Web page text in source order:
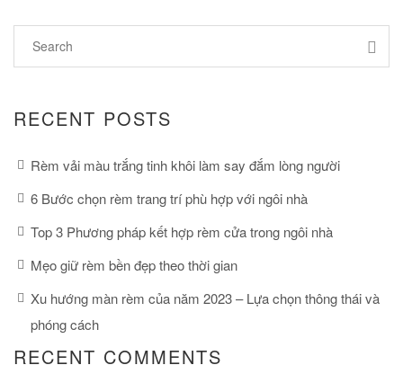
RECENT POSTS
Rèm vải màu trắng tinh khôi làm say đắm lòng người
6 Bước chọn rèm trang trí phù hợp với ngôi nhà
Top 3 Phương pháp kết hợp rèm cửa trong ngôi nhà
Mẹo giữ rèm bền đẹp theo thời gian
Xu hướng màn rèm của năm 2023 – Lựa chọn thông thái và
phóng cách
RECENT COMMENTS